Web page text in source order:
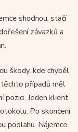
shodnou, stačí
závazků a
škody, kde chyběl
případů měl
pozici. Jeden klient
Po skončení
podlahu. Nájemce